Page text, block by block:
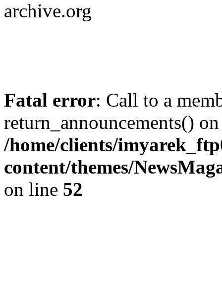
archive.org
Fatal error: Call to a
return_announcements()
/home/clients/
content/themes/
on line 52